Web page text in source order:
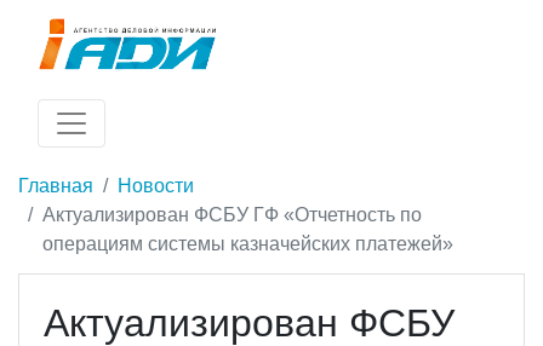
Главная
Новости
Актуализирован ФСБУ ГФ «Отчетность по
операциям системы казначейских платежей»
Актуализирован ФСБУ